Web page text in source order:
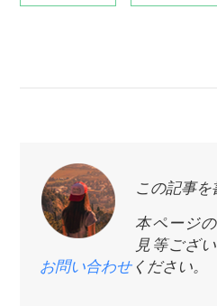
この記事
本ページ
見等ござ
お問い合わせください。